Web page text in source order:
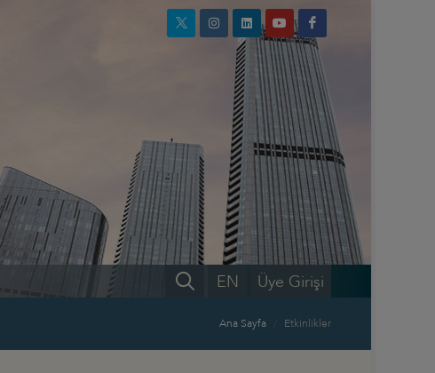
Üye Girişi
EN
Ana Sayfa Etkinlikler